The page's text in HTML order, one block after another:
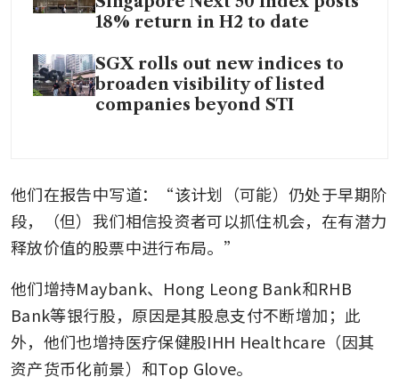
18% return in H2 to date
SGX rolls out new indices to
broaden visibility of listed
companies beyond STI
他们在报告中写道：“该计划（可能）仍处于早期阶
段，（但）我们相信投资者可以抓住机会，在有潜力
释放价值的股票中进行布局。”
他们增持Maybank、Hong Leong Bank和RHB
Bank等银行股，原因是其股息支付不断增加；此
外，他们也增持医疗保健股IHH Healthcare（因其
资产货币化前景）和Top Glove。